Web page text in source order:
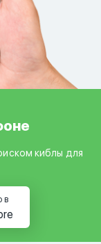
киблы для
в